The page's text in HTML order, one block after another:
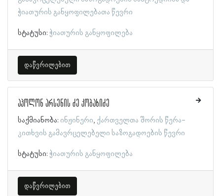
ჭიათურის განყოფილებათა წევრი
სტატუსი: ჭიათურის განყოფილება
დაწვრილებით
აპოლონ არსენის ძე კობახიძე
საქმიანობა: ინჟინერი ქართველთა შორის წერა-
კითხვის გამავრცელებელი საზოგადოების წევრი
სტატუსი: ჭიათურის განყოფილება
დაწვრილებით